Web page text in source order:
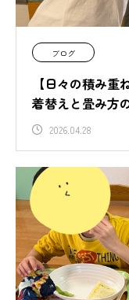
ブログ
【日々の積み
着替えと畳み方
2026.04.28